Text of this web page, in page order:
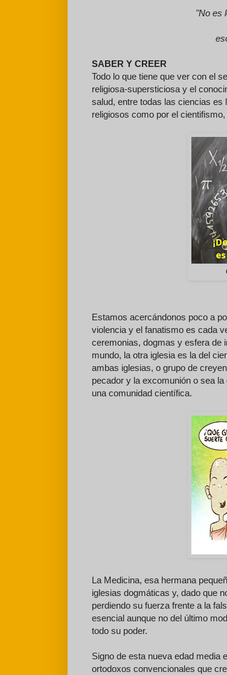
"No es
SABER Y CREER
Todo lo que tiene que ver con el
religiosa-supersticiosa y el
salud, entre todas las ciencias es
religiosos como por el
Estamos acercándonos poco a
violencia y el fanatismo es cada
ceremonias, dogmas y esfera de
mundo, la otra iglesia es la del
ambas iglesias, o grupo de
pecador y la excomunión o sea
una comunidad científica.
La Medicina, esa hermana
iglesias dogmáticas y, dado que
perdiendo su fuerza frente a la
esencial aunque no del último
todo su poder.
Signo de esta nueva edad media
ortodoxos convencionales que